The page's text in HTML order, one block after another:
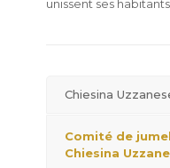
unissent ses
Chiesina
Comité de
Chiesina